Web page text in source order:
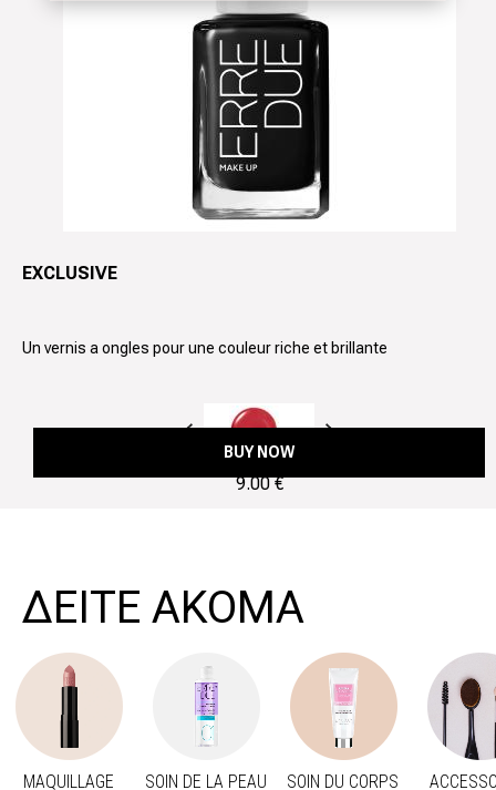
EXCLUSIVE
Un vernis a ongles pour une couleur riche et brillante
9.00 €
BUY NOW
ΔΕΙΤΕ ΑΚΟΜΑ
MAQUILLAGE SOIN DE LA PEAU SOIN DU CORPS